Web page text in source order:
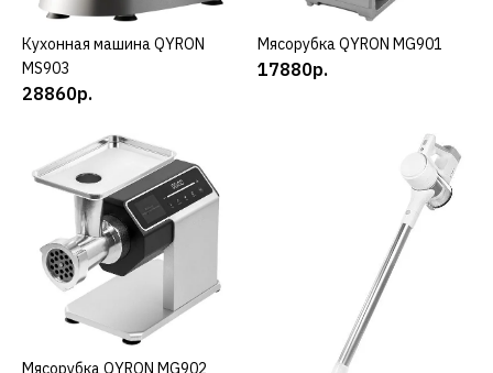
QYRON
ДОБАВИТЬ К СРАВНЕНИЮ
ДОБАВИТЬ В ПОЖЕЛАНИЯ
КУПИТЬ
Кухонная машина QYRON
MS903
28860р.
КУПИТЬ
Мясорубка QYRON MG901
17880р.
КУПИТЬ
Мясорубка QYRON MG902